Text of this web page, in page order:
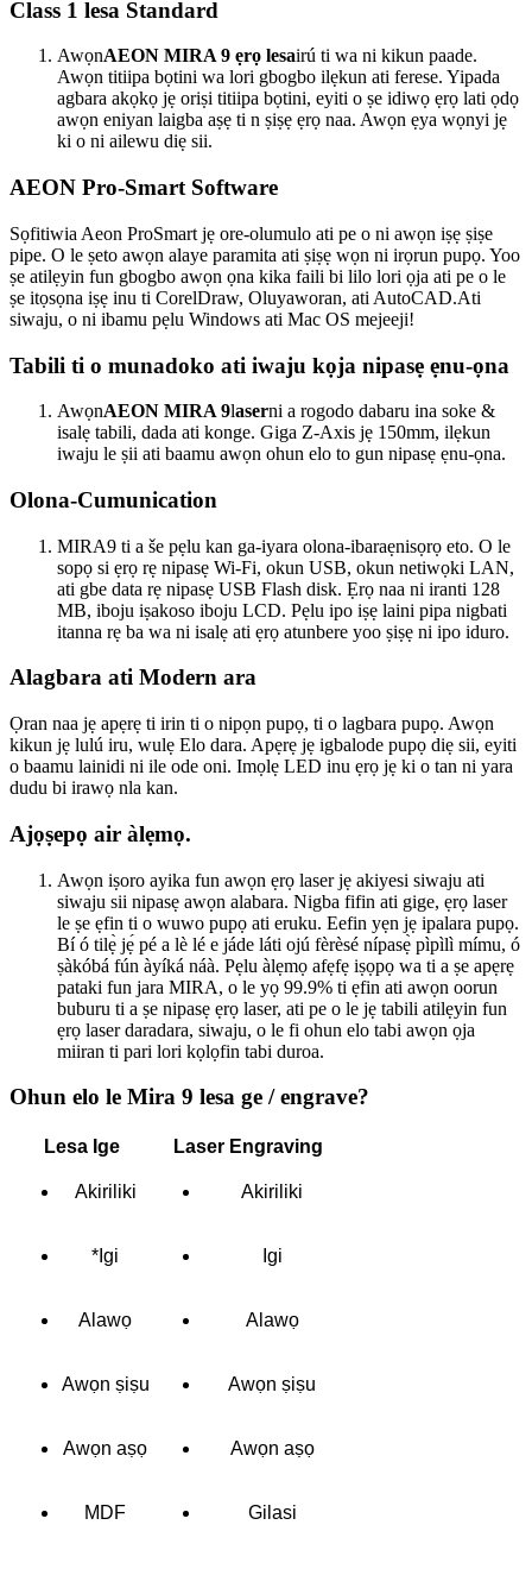
Class 1 lesa Standard
AwọnAEON MIRA 9 ẹrọ lesairú ti wa ni kikun paade.
Awọn titiipa bọtini wa lori gbogbo ilẹkun ati ferese. Yipada
agbara akọkọ jẹ oriṣi titiipa bọtini, eyiti o ṣe idiwọ ẹrọ lati ọdọ
awọn eniyan laigba aṣẹ ti n ṣiṣẹ ẹrọ naa. Awọn ẹya wọnyi jẹ
ki o ni ailewu diẹ sii.
AEON Pro-Smart Software
Sọfitiwia Aeon ProSmart jẹ ore-olumulo ati pe o ni awọn iṣẹ ṣiṣe
pipe. O le ṣeto awọn alaye paramita ati ṣiṣẹ wọn ni irọrun pupọ. Yoo
ṣe atilẹyin fun gbogbo awọn ọna kika faili bi lilo lori ọja ati pe o le
ṣe itọsọna iṣẹ inu ti CorelDraw, Oluyaworan, ati AutoCAD.Ati
siwaju, o ni ibamu pẹlu Windows ati Mac OS mejeeji!
Tabili ti o munadoko ati iwaju kọja nipasẹ ẹnu-ọna
AwọnAEON MIRA 9laserni a rogodo dabaru ina soke &
isalẹ tabili, dada ati konge. Giga Z-Axis jẹ 150mm, ilẹkun
iwaju le ṣii ati baamu awọn ohun elo to gun nipasẹ ẹnu-ọna.
Olona-Cumunication
MIRA9 ti a še pẹlu kan ga-iyara olona-ibaraẹnisọrọ eto. O le
sopọ si ẹrọ rẹ nipasẹ Wi-Fi, okun USB, okun netiwọki LAN,
ati gbe data rẹ nipasẹ USB Flash disk. Ẹrọ naa ni iranti 128
MB, iboju iṣakoso iboju LCD. Pẹlu ipo iṣẹ laini pipa nigbati
itanna rẹ ba wa ni isalẹ ati ẹrọ atunbere yoo ṣiṣẹ ni ipo iduro.
Alagbara ati Modern ara
Ọran naa jẹ apẹrẹ ti irin ti o nipọn pupọ, ti o lagbara pupọ. Awọn
kikun jẹ lulú iru, wulẹ Elo dara. Apẹrẹ jẹ igbalode pupọ diẹ sii, eyiti
o baamu lainidi ni ile ode oni. Imọlẹ LED inu ẹrọ jẹ ki o tan ni yara
dudu bi irawọ nla kan.
Ajọṣepọ air àlẹmọ.
Awọn iṣoro ayika fun awọn ẹrọ laser jẹ akiyesi siwaju ati
siwaju sii nipasẹ awọn alabara. Nigba fifin ati gige, ẹrọ laser
le ṣe ẹfin ti o wuwo pupọ ati eruku. Eefin yẹn jẹ ipalara pupọ.
Bí ó tilẹ̀ jẹ́ pé a lè lé e jáde láti ojú fèrèsé nípasẹ̀ pìpìlì mímu, ó
ṣàkóbá fún àyíká náà. Pẹlu àlẹmọ afẹfẹ iṣọpọ wa ti a ṣe apẹrẹ
pataki fun jara MIRA, o le yọ 99.9% ti ẹfin ati awọn oorun
buburu ti a ṣe nipasẹ ẹrọ laser, ati pe o le jẹ tabili atilẹyin fun
ẹrọ laser daradara, siwaju, o le fi ohun elo tabi awọn ọja
miiran ti pari lori kọlọfin tabi duroa.
Ohun elo le Mira 9 lesa ge / engrave?
Lesa Ige Laser Engraving
Akiriliki Akiriliki
*Igi Igi
Alawọ Alawọ
Awọn ṣiṣu Awọn ṣiṣu
Awọn aṣọ Awọn aṣọ
MDF Gilasi